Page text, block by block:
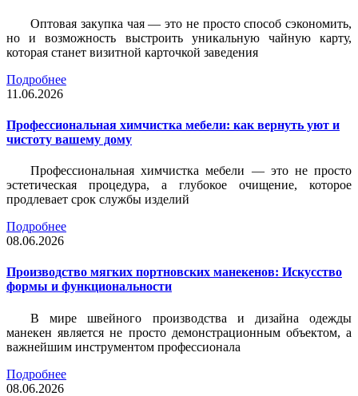
Оптовая закупка чая — это не просто способ сэкономить,
но и возможность выстроить уникальную чайную карту,
которая станет визитной карточкой заведения
Подробнее
11.06.2026
Профессиональная химчистка мебели: как вернуть уют и
чистоту вашему дому
Профессиональная химчистка мебели — это не просто
эстетическая процедура, а глубокое очищение, которое
продлевает срок службы изделий
Подробнее
08.06.2026
Производство мягких портновских манекенов: Искусство
формы и функциональности
В мире швейного производства и дизайна одежды
манекен является не просто демонстрационным объектом, а
важнейшим инструментом профессионала
Подробнее
08.06.2026